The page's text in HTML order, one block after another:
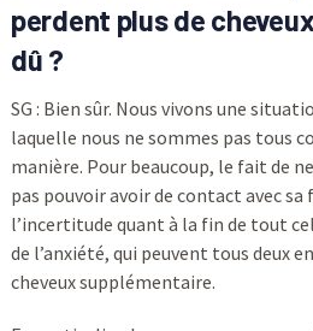
perdent plus de
dû ?
SG : Bien sûr. Nous vivons une
laquelle nous ne sommes pas tous
manière. Pour beaucoup, le fait de
pas pouvoir avoir de contact avec
l’incertitude quant à la fin de tout
de l’anxiété, qui peuvent tous deux
cheveux supplémentaire.